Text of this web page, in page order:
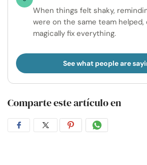
When things felt shaky,
were on the same team helped,
magically fix everything.
See what people are
Comparte este artículo en
CompartirCompartirCompartirCompartir